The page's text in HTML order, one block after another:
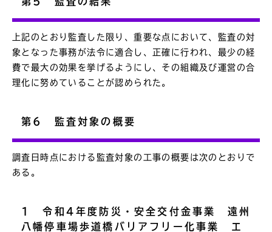
上記のとおり監査した限り、重要な点において、監査の対
象となった事務が法令に適合し、正確に行われ、最少の経
費で最大の効果を挙げるようにし、その組織及び運営の合
理化に努めていることが認められた。
第6 監査対象の概要
調査日時点における監査対象の工事の概要は次のとおりで
ある。
1 令和4年度防災・安全交付金事業 遠州
八幡停車場歩道橋バリアフリー化事業 エ